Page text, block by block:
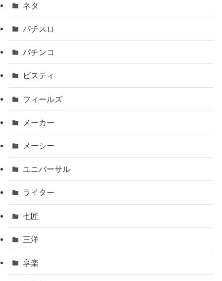
ネタ
パチスロ
パチンコ
ビスティ
フィールズ
メーカー
メーシー
ユニバーサル
ライター
七匠
三洋
享楽